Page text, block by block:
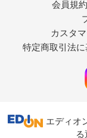
会員規約
カスタ
特定商取引法
エディオ
る